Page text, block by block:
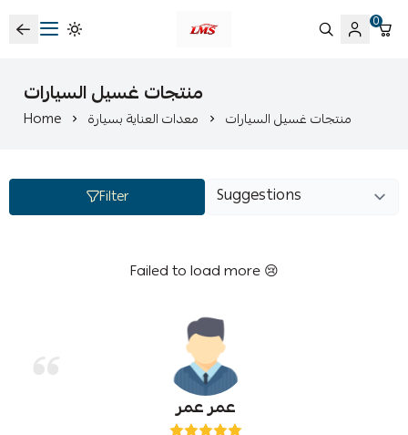
متجر لمسات الشرقية لزينة سيارات LMS
0
منتجات غسيل السيارات
Home معدات العناية بسيارة منتجات غسيل السيارات
Filter
Failed to load more 😢
عمر عمر